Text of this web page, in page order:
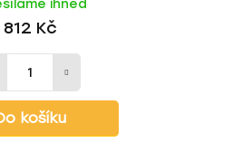
ihned
812 Kč
košíku